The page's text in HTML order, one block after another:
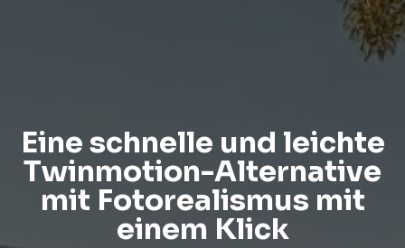
Eine schnelle und leichte
Twinmotion-Alternative
mit Fotorealismus mit
einem Klick